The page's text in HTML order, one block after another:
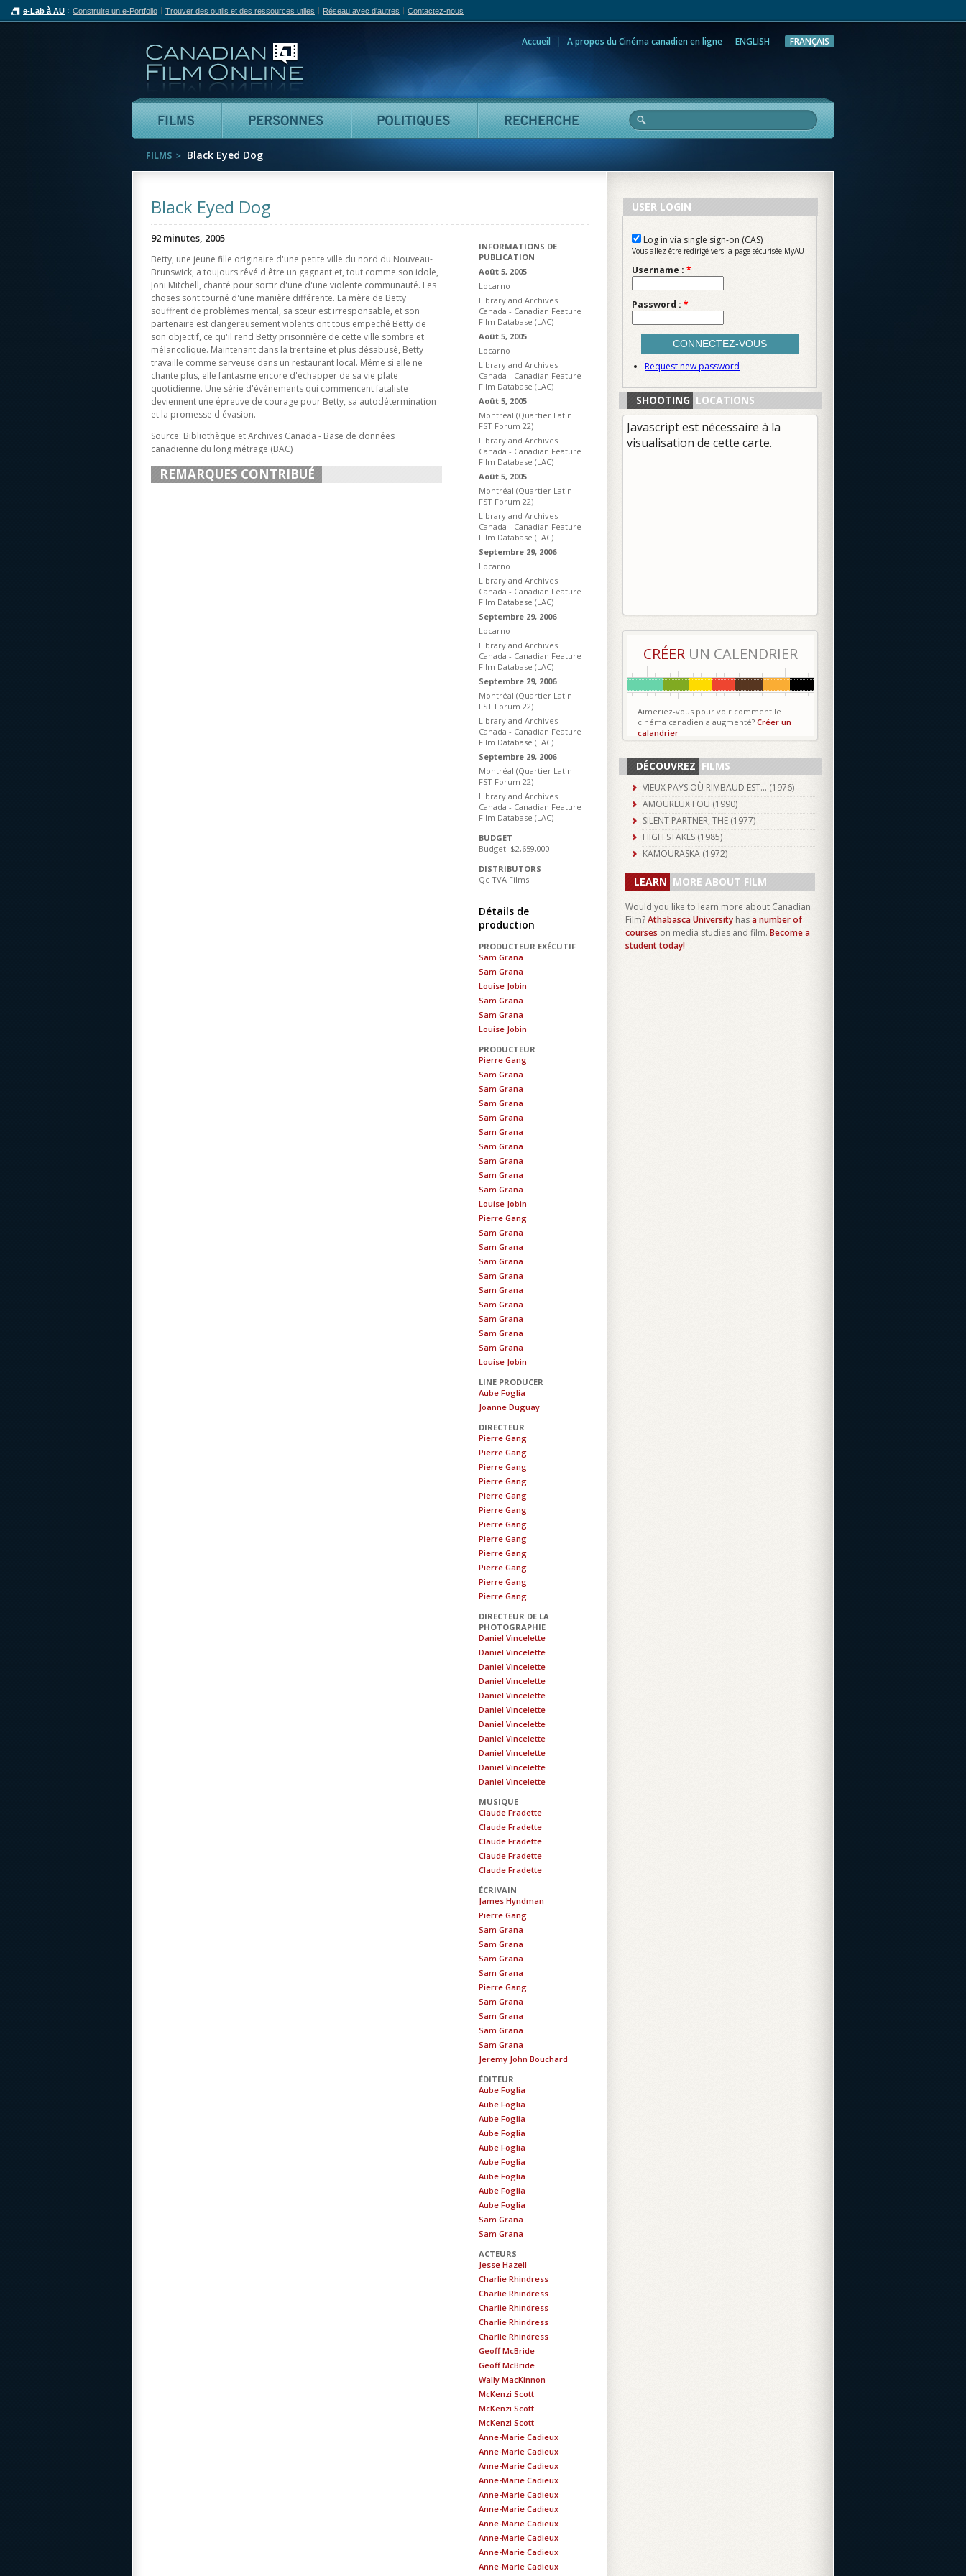
e-Lab à AU Construire un e-Portfolio Trouver des outils et des ressources utiles Réseau avec d'autres Contactez-nous
Accueil A propos du Cinéma canadien en ligne ENGLISH FRANÇAIS
Films Personnes Politiques Recherche
FILMS Black Eyed Dog
Black Eyed Dog
INFORMATIONS DE
PUBLICATION
Août 5, 2005
Locarno
Library and Archives
Canada - Canadian Feature
Film Database (LAC)
Août 5, 2005
Locarno
Library and Archives
Canada - Canadian Feature
Film Database (LAC)
Août 5, 2005
Montréal (Quartier Latin
FST Forum 22)
Library and Archives
Canada - Canadian Feature
Film Database (LAC)
Août 5, 2005
Montréal (Quartier Latin
FST Forum 22)
Library and Archives
Canada - Canadian Feature
Film Database (LAC)
Septembre 29, 2006
Locarno
Library and Archives
Canada - Canadian Feature
Film Database (LAC)
Septembre 29, 2006
Locarno
Library and Archives
Canada - Canadian Feature
Film Database (LAC)
Septembre 29, 2006
Montréal (Quartier Latin
FST Forum 22)
Library and Archives
Canada - Canadian Feature
Film Database (LAC)
Septembre 29, 2006
Montréal (Quartier Latin
FST Forum 22)
Library and Archives
Canada - Canadian Feature
Film Database (LAC)
BUDGET
Budget: $2,659,000
DISTRIBUTORS
Qc TVA Films
Détails de
production
PRODUCTEUR EXÉCUTIF
Sam Grana
Sam Grana
Louise Jobin
Sam Grana
Sam Grana
Louise Jobin
PRODUCTEUR
Pierre Gang
Sam Grana
Sam Grana
Sam Grana
Sam Grana
Sam Grana
Sam Grana
Sam Grana
Sam Grana
Sam Grana
Louise Jobin
Pierre Gang
Sam Grana
Sam Grana
Sam Grana
Sam Grana
Sam Grana
Sam Grana
Sam Grana
Sam Grana
Sam Grana
Louise Jobin
LINE PRODUCER
Aube Foglia
Joanne Duguay
DIRECTEUR
Pierre Gang
Pierre Gang
Pierre Gang
Pierre Gang
Pierre Gang
Pierre Gang
Pierre Gang
Pierre Gang
Pierre Gang
Pierre Gang
Pierre Gang
Pierre Gang
DIRECTEUR DE LA
PHOTOGRAPHIE
Daniel Vincelette
Daniel Vincelette
Daniel Vincelette
Daniel Vincelette
Daniel Vincelette
Daniel Vincelette
Daniel Vincelette
Daniel Vincelette
Daniel Vincelette
Daniel Vincelette
Daniel Vincelette
MUSIQUE
Claude Fradette
Claude Fradette
Claude Fradette
Claude Fradette
Claude Fradette
ÉCRIVAIN
James Hyndman
Pierre Gang
Sam Grana
Sam Grana
Sam Grana
Sam Grana
Pierre Gang
Sam Grana
Sam Grana
Sam Grana
Sam Grana
Jeremy John Bouchard
ÉDITEUR
Aube Foglia
Aube Foglia
Aube Foglia
Aube Foglia
Aube Foglia
Aube Foglia
Aube Foglia
Aube Foglia
Aube Foglia
Sam Grana
Sam Grana
ACTEURS
Jesse Hazell
Charlie Rhindress
Charlie Rhindress
Charlie Rhindress
Charlie Rhindress
Charlie Rhindress
Geoff McBride
Geoff McBride
Wally MacKinnon
McKenzi Scott
McKenzi Scott
McKenzi Scott
Anne-Marie Cadieux
Anne-Marie Cadieux
Anne-Marie Cadieux
Anne-Marie Cadieux
Anne-Marie Cadieux
Anne-Marie Cadieux
Anne-Marie Cadieux
Anne-Marie Cadieux
Anne-Marie Cadieux
Anne-Marie Cadieux
92 minutes, 2005
Betty, une jeune fille originaire d'une petite ville du nord du Nouveau-
Brunswick, a toujours rêvé d'être un gagnant et, tout comme son idole,
Joni Mitchell, chanté pour sortir d'une d'une violente communauté. Les
choses sont tourné d'une manière différente. La mère de Betty
souffrent de problèmes mental, sa sœur est irresponsable, et son
partenaire est dangereusement violents ont tous empeché Betty de
son objectif, ce qu'il rend Betty prisonnière de cette ville sombre et
mélancolique. Maintenant dans la trentaine et plus désabusé, Betty
travaille comme serveuse dans un restaurant local. Même si elle ne
chante plus, elle fantasme encore d'échapper de sa vie plate
quotidienne. Une série d'événements qui commencent fataliste
deviennent une épreuve de courage pour Betty, sa autodétermination
et la promesse d'évasion.
Source: Bibliothèque et Archives Canada - Base de données
canadienne du long métrage (BAC)
REMARQUES CONTRIBUÉ
USER LOGIN
Log in via single sign-on (CAS)
Vous allez être redirigé vers la page sécurisée MyAU
Username : *
Password : *
Request new password
SHOOTING LOCATIONS
Javascript est nécessaire à la
visualisation de cette carte.
CRÉERUN CALENDRIER
Aimeriez-vous pour voir comment le
cinéma canadien a augmenté? Créer un
calandrier
DÉCOUVREZ FILMS
VIEUX PAYS OÙ RIMBAUD EST... (1976)
AMOUREUX FOU (1990)
SILENT PARTNER, THE (1977)
HIGH STAKES (1985)
KAMOURASKA (1972)
LEARN MORE ABOUT FILM
Would you like to learn more about Canadian
Film?Athabasca University hasa number of
courses on media studies and film. Become a
student today!